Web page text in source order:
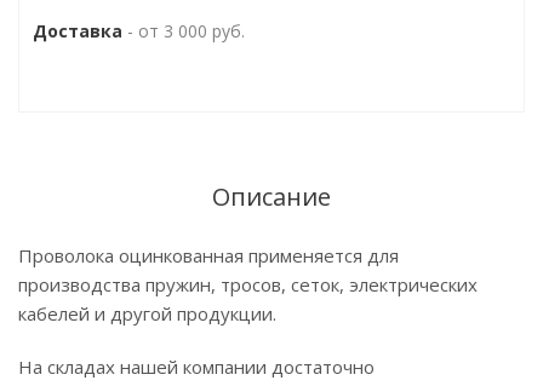
Доставка - от 3 000 руб.
Описание
Проволока оцинкованная применяется для
производства пружин, тросов, сеток, электрических
кабелей и другой продукции.
На складах нашей компании достаточно